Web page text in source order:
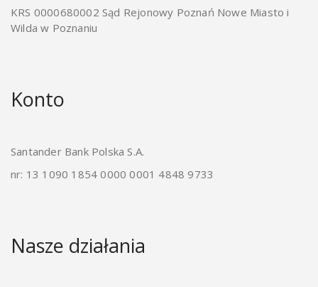
KRS 0000680002 Sąd Rejonowy Poznań Nowe Miasto i
Wilda w Poznaniu
Konto
Santander Bank Polska S.A.
nr: 13 1090 1854 0000 0001 4848 9733
Nasze działania